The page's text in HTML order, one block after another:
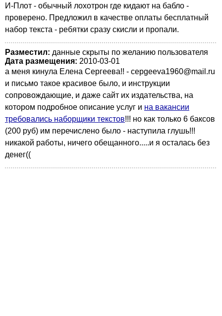
И-Плот - обычный лохотрон где кидают на бабло -
проверено. Предложил в качестве оплаты бесплатный
набор текста - ребятки сразу скисли и пропали.
Разместил: данные скрыты по желанию пользователя
Дата размещения: 2010-03-01
а меня кинула Елена Сергеева!! - cepgeeva1960@mail.ru
и письмо такое красивое было, и инструкции
сопровождающие, и даже сайт их издательства, на
котором подробное описание услуг и на вакансии
требовались наборщики текстов!!! но как только 6 баксов
(200 руб) им перечислено было - наступила глушь!!!
никакой работы, ничего обещанного.....и я осталась без
денег((